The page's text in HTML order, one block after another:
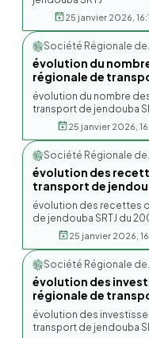
25 janvier 2026,
Société Régionale
évolution du
régionale de
évolution du nombre
transport de jendouba
25 janvier 2026,
Société Régionale
évolution des
transport de
évolution des recettes
de jendouba SRTJ du
25 janvier 2026,
Société Régionale
évolution des
régionale de
évolution des
transport de jendouba